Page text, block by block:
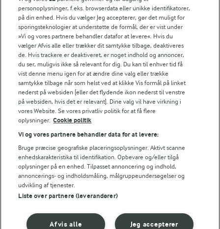
Den ubagte dej kan fryses.
NÆRINGSINDHOLD, PR 100 G
Energiindhold:
2006 kJ / 479 kcal
Energifordeling
ENERGI PR 100 G
Fiber:
2,2 g
Protein:
4,4 g
Fedt:
32,3 g
Kulhydrat:
43,3 g
Her er endnu en nem småkage, der smager godt.
personoplysninger, f.eks. browserdata eller unikke identifikatorer,
på din enhed. Hvis du vælger Jeg accepterer, gør det muligt for
sporingsteknologier at understøtte de formål, der er vist under
»Vi og vores partnere behandler datafor at levere«. Hvis du
vælger Afvis alle eller trækker dit samtykke tilbage, deaktiveres
de. Hvis trackere er deaktiveret, er noget indhold og annoncer,
du ser, muligvis ikke så relevant for dig. Du kan til enhver tid få
vist denne menu igen for at ændre dine valg eller trække
samtykke tilbage når som helst ved at klikke Vis formål på linket
nederst på websiden [eller det flydende ikon nederst til venstre
på websiden, hvis det er relevant]. Dine valg vil have virkning i
vores Website. Se vores privatliv politik for at få flere
oplysninger. Cookie politik
Vi og vores partnere behandler data for at levere:
Bruge præcise geografiske placeringsoplysninger. Aktivt scanne
enhedskarakteristika til identifikation. Opbevare og/eller tilgå
oplysninger på en enhed. Tilpasset annoncering og indhold,
annoncerings- og indholdsmåling, målgruppeundersøgelser og
udvikling af tjenester.
Liste over partnere (leverandører)
Jeg accepterer
Afvis alle